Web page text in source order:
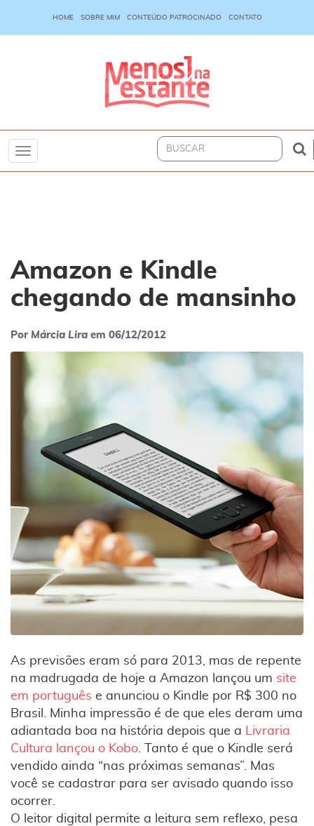
HOME SOBRE MIM CONTEÚDO PATROCINADO CONTATO
Toggle
Amazon e Kindle
chegando de mansinho
Por Márcia Lira em 06/12/2012
As previsões eram só para 2013, mas de repente
na madrugada de hoje a Amazon lançou um site
em português e anunciou o Kindle por R$ 300 no
Brasil. Minha impressão é de que eles deram uma
adiantada boa na história depois que a Livraria
Cultura lançou o Kobo. Tanto é que o Kindle será
vendido ainda “nas próximas semanas”. Mas
você se cadastrar para ser avisado quando isso
ocorrer.
O leitor digital permite a leitura sem reflexo, pesa